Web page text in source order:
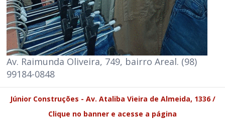
Av. Raimunda Oliveira, 749, bairro Areal. (98)
99184-0848
Júnior Construções - Av. Ataliba Vieira de Almeida, 1336 /
Clique no banner e acesse a página